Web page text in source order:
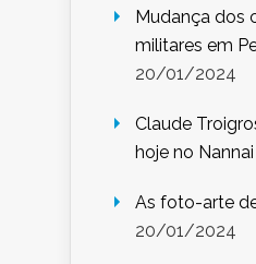
Mudança dos
militares em
20/01/2024
Claude
hoje no Nannai
As foto-arte
20/01/2024